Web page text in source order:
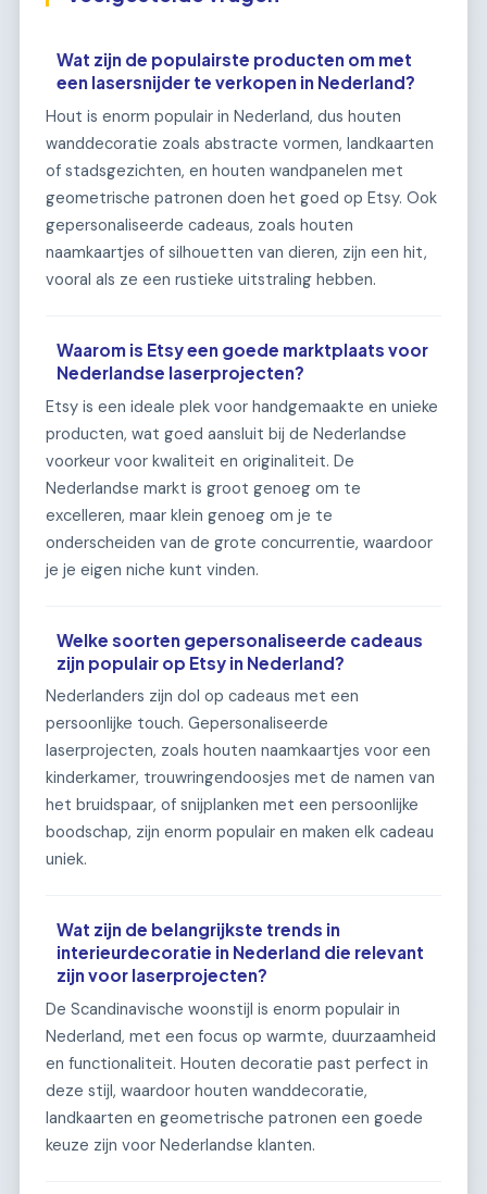
Wat zijn de populairste producten om met
een lasersnijder te verkopen in Nederland?
Hout is enorm populair in Nederland, dus houten
wanddecoratie zoals abstracte vormen, landkaarten
of stadsgezichten, en houten wandpanelen met
geometrische patronen doen het goed op Etsy. Ook
gepersonaliseerde cadeaus, zoals houten
naamkaartjes of silhouetten van dieren, zijn een hit,
vooral als ze een rustieke uitstraling hebben.
Waarom is Etsy een goede marktplaats voor
Nederlandse laserprojecten?
Etsy is een ideale plek voor handgemaakte en unieke
producten, wat goed aansluit bij de Nederlandse
voorkeur voor kwaliteit en originaliteit. De
Nederlandse markt is groot genoeg om te
excelleren, maar klein genoeg om je te
onderscheiden van de grote concurrentie, waardoor
je je eigen niche kunt vinden.
Welke soorten gepersonaliseerde cadeaus
zijn populair op Etsy in Nederland?
Nederlanders zijn dol op cadeaus met een
persoonlijke touch. Gepersonaliseerde
laserprojecten, zoals houten naamkaartjes voor een
kinderkamer, trouwringendoosjes met de namen van
het bruidspaar, of snijplanken met een persoonlijke
boodschap, zijn enorm populair en maken elk cadeau
uniek.
Wat zijn de belangrijkste trends in
interieurdecoratie in Nederland die relevant
zijn voor laserprojecten?
De Scandinavische woonstijl is enorm populair in
Nederland, met een focus op warmte, duurzaamheid
en functionaliteit. Houten decoratie past perfect in
deze stijl, waardoor houten wanddecoratie,
landkaarten en geometrische patronen een goede
keuze zijn voor Nederlandse klanten.